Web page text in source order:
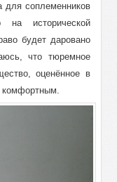
для соплеменников
на исторической
будет даровано
что тюремное
оценённое в
комфортным.